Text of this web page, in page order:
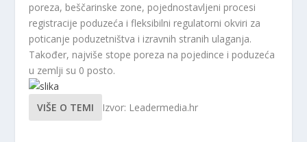
poreza, beščarinske zone, pojednostavljeni procesi
registracije poduzeća i fleksibilni regulatorni okviri za
poticanje poduzetništva i izravnih stranih ulaganja.
Također, najviše stope poreza na pojedince i poduzeća
u zemlji su 0 posto.
VIŠE O TEMI Izvor: Leadermedia.hr